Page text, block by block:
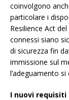
coinvolgono
particolare i
Resilience Act
connessi siano
di sicurezza fin
immissione sul
l’adeguamento
I nuovi